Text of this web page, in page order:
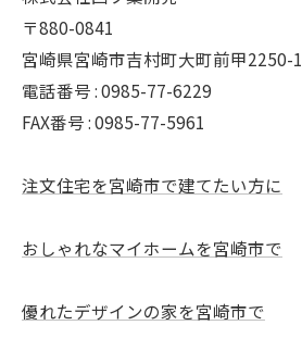
〒880-0841
宮崎県宮崎市吉村町大町前甲2250-1
電話番号 : 0985-77-6229
FAX番号 : 0985-77-5961
注文住宅を宮崎市で建てたい方に
おしゃれなマイホームを宮崎市で
優れたデザインの家を宮崎市で